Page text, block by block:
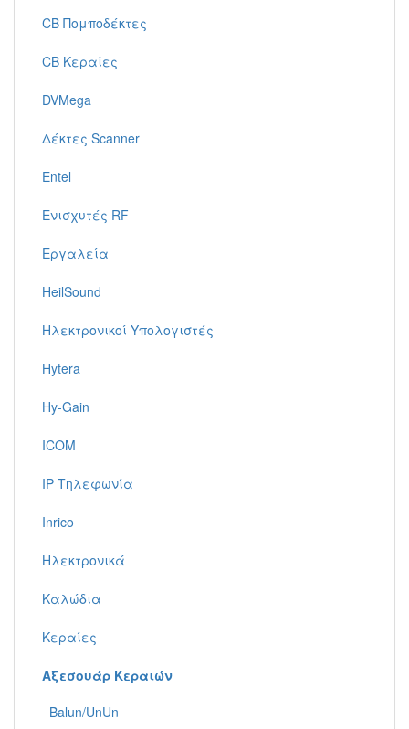
CB Πομποδέκτες
CB Κεραίες
DVMega
Δέκτες Scanner
Entel
Ενισχυτές RF
Εργαλεία
HeilSound
Ηλεκτρονικοί Υπολογιστές
Hytera
Hy-Gain
ICOM
IP Τηλεφωνία
Inrico
Ηλεκτρονικά
Καλώδια
Κεραίες
Αξεσουάρ Κεραιών
Balun/UnUn